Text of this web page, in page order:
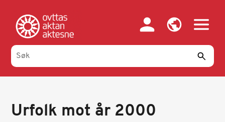
hovedinnhold
Urfolk mot år 2000